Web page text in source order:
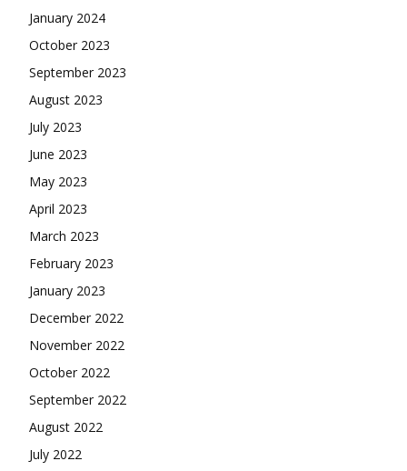
January 2024
October 2023
September 2023
August 2023
July 2023
June 2023
May 2023
April 2023
March 2023
February 2023
January 2023
December 2022
November 2022
October 2022
September 2022
August 2022
July 2022